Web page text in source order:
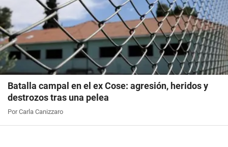
Batalla campal en el ex Cose: agresión, heridos y
destrozos tras una pelea
Por Carla Canizzaro